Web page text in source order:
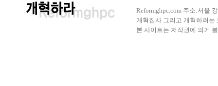
Reformghpc.com 주소:서울
개혁집사 그리고 개혁하려는
본 사이트는 저작권에 의거